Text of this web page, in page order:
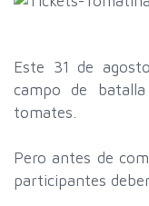
Este 31 de
campo de
tomates.
Pero antes de
participantes